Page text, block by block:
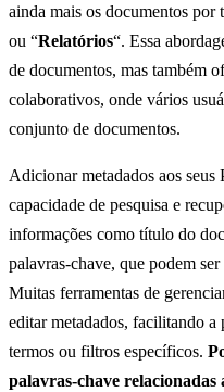
ainda mais os documentos por
ou “Relatórios“. Essa
de documentos, mas também
colaborativos, onde vários
conjunto de documentos.
Adicionar metadados aos
capacidade de pesquisa e
informações como título do
palavras-chave, que podem
Muitas ferramentas de
editar metadados, facilitando a
termos ou filtros específicos.
palavras-chave relacionadas